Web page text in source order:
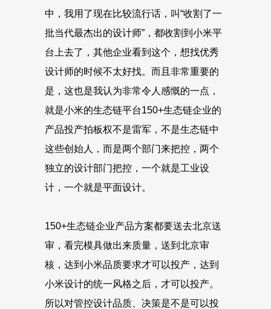
中，我用了现在比较流行话，叫“收割了一
批当代最杰出的设计师”，都收割到小米平
台上去了，其他企业看到这个，想找优秀
设计师的时候不太好找。而且非常重要的
是，这也是我认为非常令人感慨的一点，
就是小米的生态链平台150+生态链企业的
产品投产拍板权不是雷军，不是生态链中
这些创始人，而是两个部门来把控，两个
独立的设计部门把控，一个就是工业设
计，一个就是平面设计。
150+生态链企业产品方案都要送去北京送
审，看完模具做出来质量，送到北京审
核，达到小米品质要求才可以投产，达到
小米设计的统一风格之后，才可以投产。
所以对管控设计品质、决策是不是可以投